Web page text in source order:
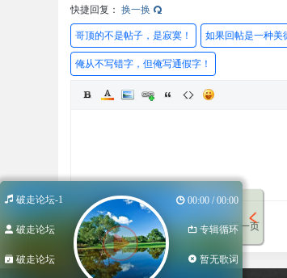
快捷回复： 换一换
哥顶的不是帖子，是寂寞！ 如果回帖是一种美
俺从不写错字，但俺写通假字！
发表回复 回帖后跳转到最后一页
破走论坛-1 00:00 / 00:00
破走论坛 专辑循环
破走论坛 暂无歌词